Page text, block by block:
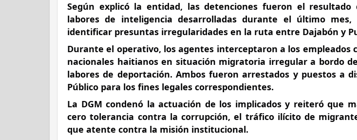
Según explicó la entidad, las detenciones fueron el
labores de inteligencia desarrolladas durante el último mes,
identificar presuntas irregularidades en la ruta entre Dajabón y
Durante el operativo, los agentes interceptaron a los empleados
nacionales haitianos en situación migratoria irregular a bordo
labores de deportación. Ambos fueron arrestados y puestos a
Público para los fines legales correspondientes.
La DGM condenó la actuación de los implicados y reiteró que
cero tolerancia contra la corrupción, el tráfico ilícito de
que atente contra la misión institucional.